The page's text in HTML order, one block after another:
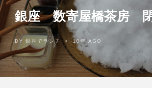
銀座 数寄屋橋茶房
BY 銀座でランチ • 10年 AGO